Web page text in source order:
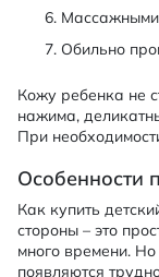
Массажными
Обильно
Кожу ребенка не
нажима,
При
Особенности
Как купить
стороны – это
много времени.
появляются